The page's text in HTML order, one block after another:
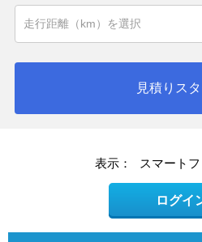
見積りス
表示： スマート
ログイ